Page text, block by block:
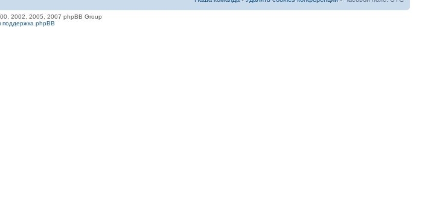
2002, 2005, 2007 phpBB Group
поддержка phpBB